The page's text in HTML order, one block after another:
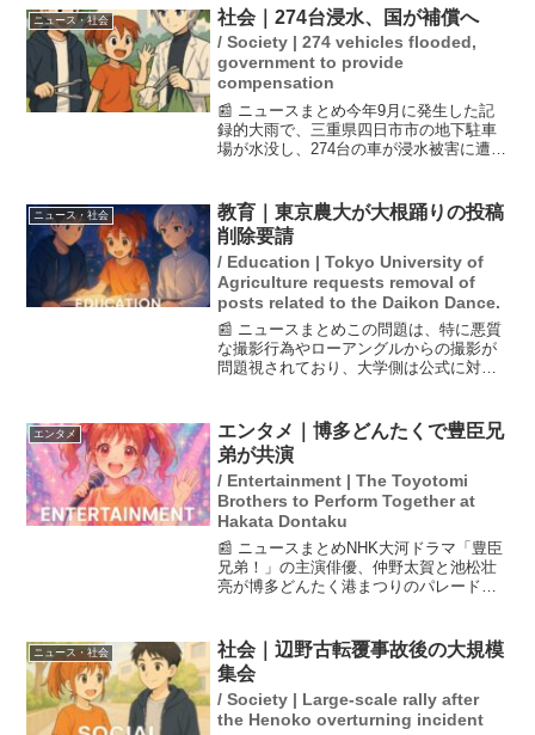
れる予定で、国の郵便事業への関与が強
まることが示されて...
ニュース・社会 社会｜274台浸水、国が補償へ
/ Society | 274 vehicles flooded,
government to provide
compensation
📰 ニュースまとめ今年9月に発生した記
録的大雨で、三重県四日市市の地下駐車
場が水没し、274台の車が浸水被害に遭い
両被害の一部を補償する意向を示しまし
た。この決定は、早...
ニュース・社会
教育｜東京農大が大根踊りの投稿
削除要請
/ Education | Tokyo University of
Agriculture requests removal of
posts related to the Daikon Dance.
📰 ニュースまとめこの問題は、特に悪質
な撮影行為やローアングルからの撮影が
問題視されており、大学側は公式に対応
SNS投稿について、無断撮影や投稿が肖
像権やプライバシー権...
エンタメ
エンタメ｜博多どんたくで豊臣兄
弟が共演
/ Entertainment | The Toyotomi
Brothers to Perform Together at
Hakata Dontaku
📰 ニュースまとめNHK大河ドラマ「豊臣
兄弟！」の主演俳優、仲野太賀と池松壮
亮が博多どんたく港まつりのパレードに
の特別な機会に感謝し、出る側としての
参加を光栄に思うと語...
ニュース・社会
社会｜辺野古転覆事故後の大規模
集会
/ Society | Large-scale rally after
the Henoko overturning incident